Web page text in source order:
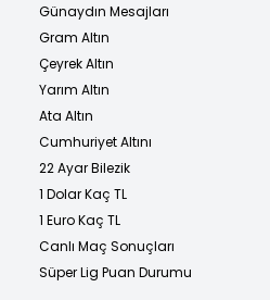
Günaydın Mesajları
Gram Altın
Çeyrek Altın
Yarım Altın
Ata Altın
Cumhuriyet Altını
22 Ayar Bilezik
1 Dolar Kaç TL
1 Euro Kaç TL
Canlı Maç Sonuçları
Süper Lig Puan Durumu